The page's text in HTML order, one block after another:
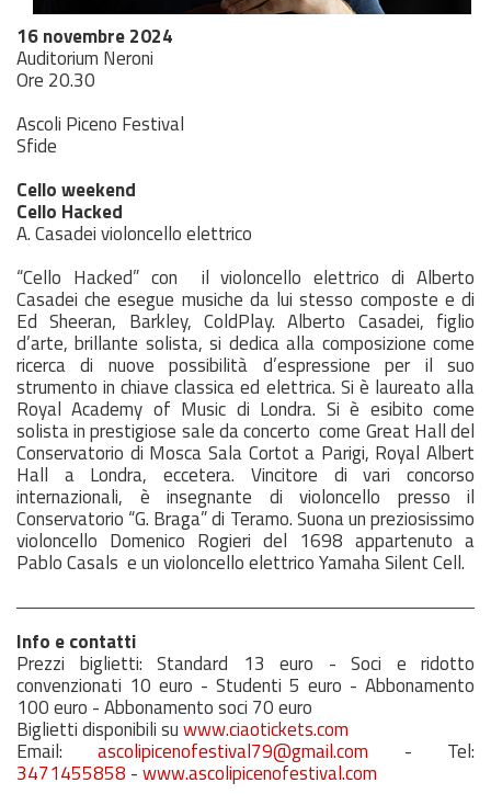
16 novembre 2024
Auditorium Neroni
Ore 20.30
Ascoli Piceno Festival
Sfide
Cello weekend
Cello Hacked
A. Casadei violoncello elettrico
“Cello Hacked” con il violoncello elettrico di Alberto
Casadei che esegue musiche da lui stesso composte e di
Ed Sheeran, Barkley, ColdPlay. Alberto Casadei, figlio
d’arte, brillante solista, si dedica alla composizione come
ricerca di nuove possibilità d’espressione per il suo
strumento in chiave classica ed elettrica. Si è laureato alla
Royal Academy of Music di Londra. Si è esibito come
solista in prestigiose sale da concerto come Great Hall del
Conservatorio di Mosca Sala Cortot a Parigi, Royal Albert
Hall a Londra, eccetera. Vincitore di vari concorso
internazionali, è insegnante di violoncello presso il
Conservatorio “G. Braga” di Teramo. Suona un preziosissimo
violoncello Domenico Rogieri del 1698 appartenuto a
Pablo Casals e un violoncello elettrico Yamaha Silent Cell.
Info e contatti
Prezzi biglietti: Standard 13 euro - Soci e ridotto
convenzionati 10 euro - Studenti 5 euro - Abbonamento
100 euro - Abbonamento soci 70 euro
Biglietti disponibili suwww.ciaotickets.com
Email:ascolipicenofestival79@gmail.com - Tel:
3471455858 -www.ascolipicenofestival.com